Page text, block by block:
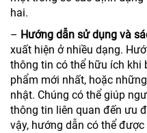
hai.
– Hướng dẫn sử dụng và
xuất hiện ở nhiều dạng.
thông tin có thể hữu ích khi
phẩm mới nhất, hoặc
nhật. Chúng có thể giúp
thông tin liên quan đến ưu
vậy, hướng dẫn có thể